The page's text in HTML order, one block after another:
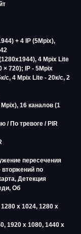
+ 4 IP (5Mpix),
4 Mpix Lite
× 720); IP - 5Mpix
с, 4 Mpix Lite - 20к/с, 2
16 каналов (1
/ По тревоге / PIR
пересечения
по
Детекция
Об
x 1024, 1280 x
1920 x 1080, 1440 x